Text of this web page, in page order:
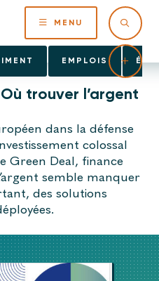
MENU
EMPLOIS
trouver l’argent
dans la défense
colossal
Green Deal, finance
semble manquer
des solutions